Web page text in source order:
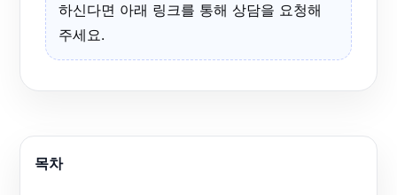
하신다면 아래 링크를 통해 상담을 요청해
주세요.
목차